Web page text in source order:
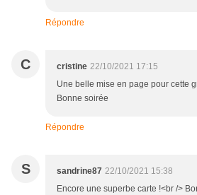
Répondre
C cristine 22/10/2021 17:15
Une belle mise en page pour cette
Bonne soirée
Répondre
S sandrine87 22/10/2021 15:38
Encore une superbe carte !<br />